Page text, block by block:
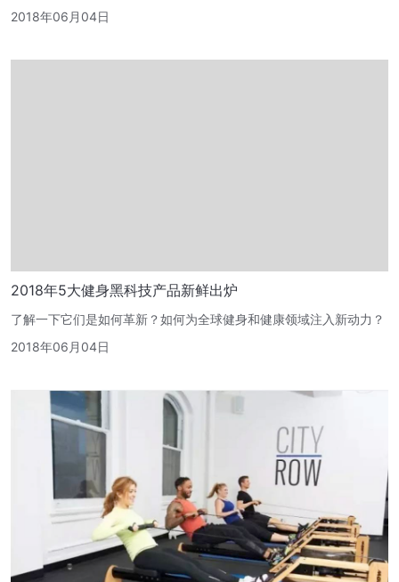
2018年06月04日
2018年5大健身黑科技产品新鲜出炉
了解一下它们是如何革新？如何为全球健身和健康领域注入新动力？
2018年06月04日